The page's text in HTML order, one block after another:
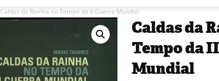
Caldas da Rainha no Tempo da II Guerra Mundial
Caldas da
Tempo da
Mundial